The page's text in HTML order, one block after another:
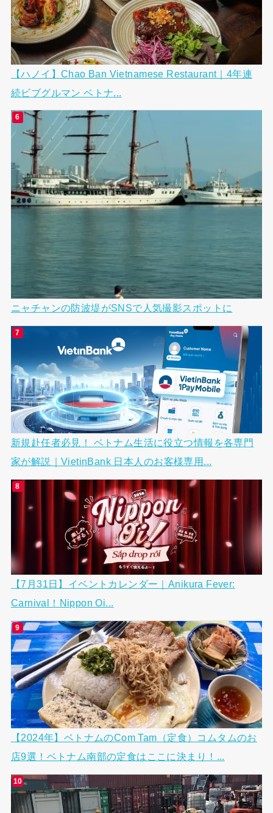
【ハノイ】Chao Ban Vietnamese Restaurant｜4年連
続ビブグルマン ベトナ...
ニャチャンの防波堤がSNSで人気撮影スポットに
新規赴任者必見！ ベトナム生活に役立つ情報を各専門
家が解説｜VietinBank 日本人のお客様専用...
【7月31日】イベントカレンダー｜Anikura Fever:
Carnival！Nippon Oi...
【2024年】ベトナムのCom Tam（定食）コムタムのお
店9選！ベトナム南部の定食はここに決まり！...